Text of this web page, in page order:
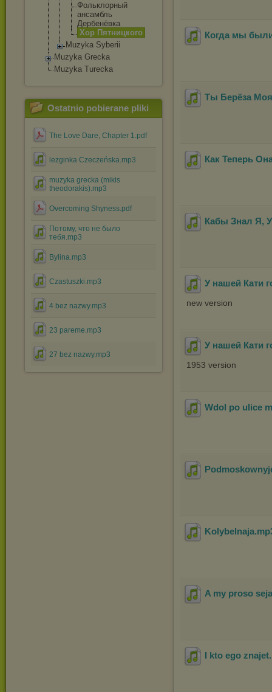
Фольклорный
ансамбль
Дербенёвка
Хор Пятницкого
Muzyka Syberii
Muzyka Grecka
Muzyka Turecka
Ostatnio pobierane pliki
The Love Dare, Chapter 1.pdf
lezginka Czeczeńska.mp3
muzyka grecka (mikis
theodorakis).mp3
Overcoming Shyness.pdf
Потому, что не было
тебя.mp3
Bylina.mp3
Czastuszki.mp3
4 bez nazwy.mp3
23 pareme.mp3
27 bez nazwy.mp3
Когда мы
Ты Берёза Моя
Как Теперь
Кабы Знал Я,
У нашей Кати
new version
У нашей Кати
1953 version
Wdol po ulice
Kolybelnaja
A my proso
I kto ego znajet